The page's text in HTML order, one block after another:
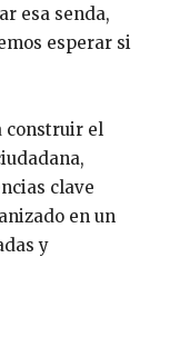
esa senda,
esperar si
construir el
clave
en un
y